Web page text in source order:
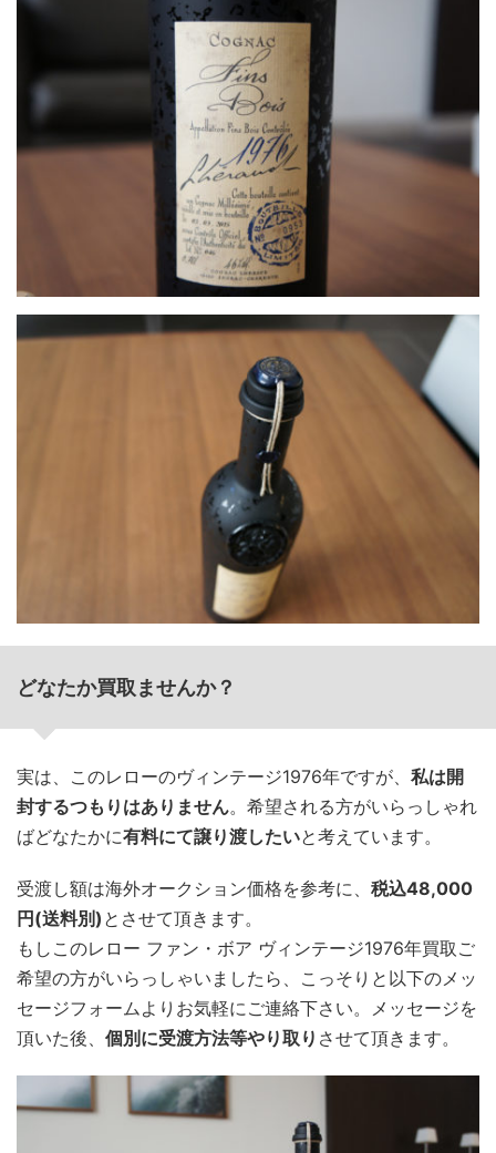
どなたか買取ませんか？
実は、このレローのヴィンテージ1976年ですが、 私は開
封するつもりはありません。希望される方がいらっしゃれ
ばどなたかに有料にて譲り渡したいと考えています。
受渡し額は海外オークション価格を参考に、 税込48,000
円(送料別) とさせて頂きます。
もしこのレロー ファン・ボア ヴィンテージ1976年買取ご
希望の方がいらっしゃいましたら、こっそりと以下のメッ
セージフォームよりお気軽にご連絡下さい。メッセージを
頂いた後、 個別に受渡方法等やり取り させて頂きます。